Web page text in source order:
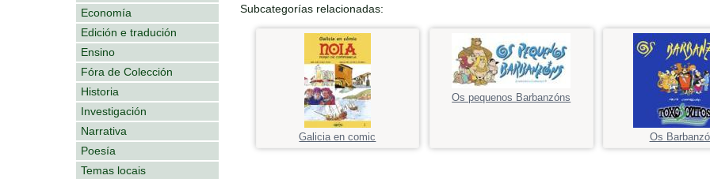
Economía
Edición e tradución
Ensino
Fóra de Colección
Historia
Investigación
Narrativa
Poesía
Temas locais
Subcategorías relacionadas:
Galicia en comic
Os pequenos Barbanzóns
Os